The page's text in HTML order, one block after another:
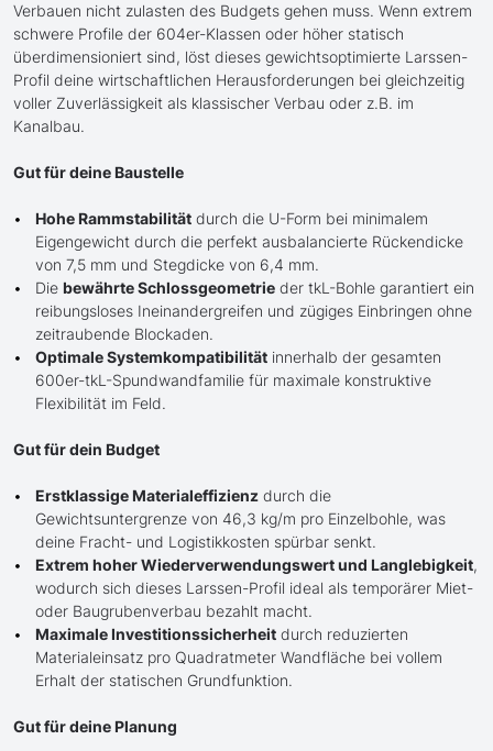
Verbauen nicht zulasten des Budgets gehen muss. Wenn extrem
schwere Profile der 604er-Klassen oder höher statisch
überdimensioniert sind, löst dieses gewichtsoptimierte Larssen-
Profil deine wirtschaftlichen Herausforderungen bei gleichzeitig
voller Zuverlässigkeit als klassischer Verbau oder z.B. im
Kanalbau.
Gut für deine Baustelle
Hohe Rammstabilität durch die U-Form bei minimalem
Eigengewicht durch die perfekt ausbalancierte Rückendicke
von 7,5 mm und Stegdicke von 6,4 mm.
Die bewährte Schlossgeometrie der tkL-Bohle garantiert ein
reibungsloses Ineinandergreifen und zügiges Einbringen ohne
zeitraubende Blockaden.
Optimale Systemkompatibilität innerhalb der gesamten
600er-tkL-Spundwandfamilie für maximale konstruktive
Flexibilität im Feld.
Gut für dein Budget
Erstklassige Materialeffizienz durch die
Gewichtsuntergrenze von 46,3 kg/m pro Einzelbohle, was
deine Fracht- und Logistikkosten spürbar senkt.
Extrem hoher Wiederverwendungswert und Langlebigkeit,
wodurch sich dieses Larssen-Profil ideal als temporärer Miet-
oder Baugrubenverbau bezahlt macht.
Maximale Investitionssicherheit durch reduzierten
Materialeinsatz pro Quadratmeter Wandfläche bei vollem
Erhalt der statischen Grundfunktion.
Gut für deine Planung